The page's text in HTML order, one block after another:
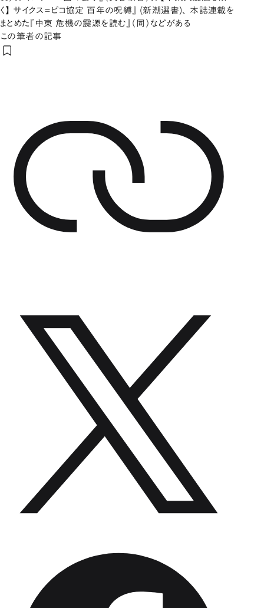
く】 サイクス=ピコ協定 百年の呪縛』 (新潮選書)、 本誌連載を
まとめた『中東 危機の震源を読む』（同）などがある
この筆者の記事